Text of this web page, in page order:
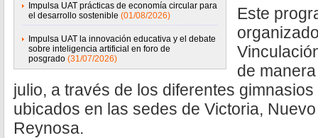
Impulsa UAT prácticas de economía circular para
el desarrollo sostenible (01/08/2026)
Impulsa UAT la innovación educativa y el debate
sobre inteligencia artificial en foro de
posgrado (31/07/2026)
Este
de
julio, a través de los diferentes
ubicados en las sedes de Victoria,
Reynosa.